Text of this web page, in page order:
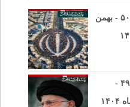
شماره ۴۹۹ - ۵۰۰ - بهمن
شماره ۴۹۷ - ۴۹۸ -